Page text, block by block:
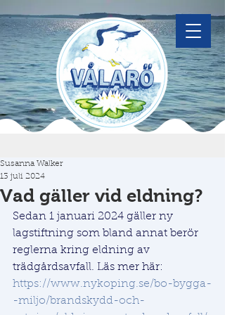
Vad gäller vid eldning?
Susanna Walker
13 juli 2024
Sedan 1 januari 2024 gäller ny
lagstiftning som bland annat berör
reglerna kring eldning av
trädgårdsavfall. Läs mer här:
https://www.nykoping.se/bo-bygga-
-miljo/brandskydd-och-